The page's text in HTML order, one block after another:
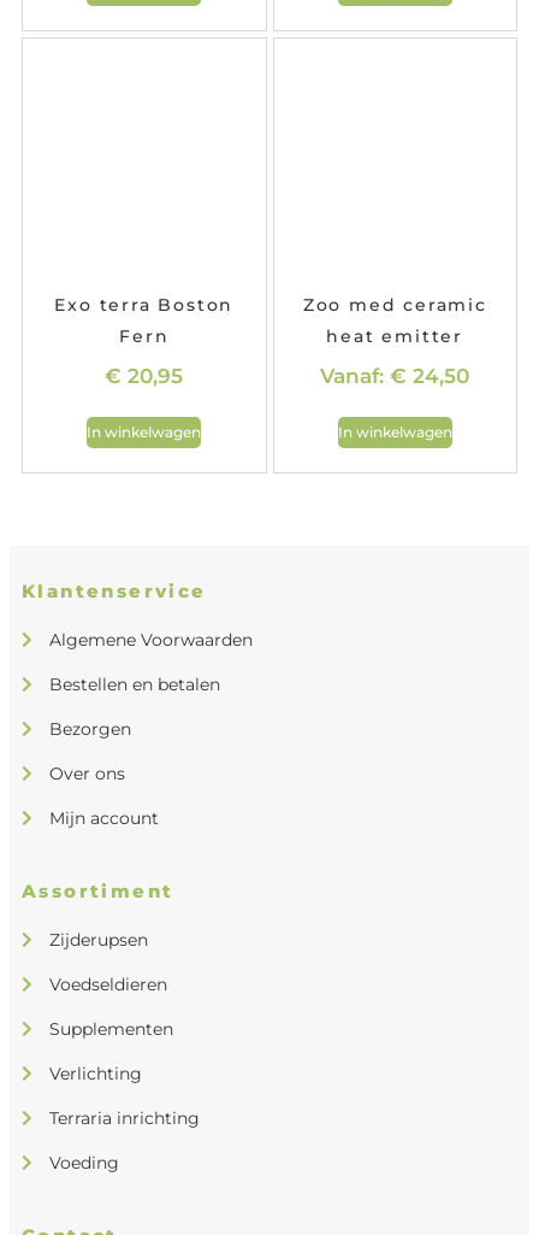
Exo terra Boston
Fern
€ 20,95
In winkelwagen
Zoo med ceramic
heat emitter
Vanaf:€ 24,50
In winkelwagen
Klantenservice
Algemene Voorwaarden
Bestellen en betalen
Bezorgen
Over ons
Mijn account
Assortiment
Zijderupsen
Voedseldieren
Supplementen
Verlichting
Terraria inrichting
Voeding